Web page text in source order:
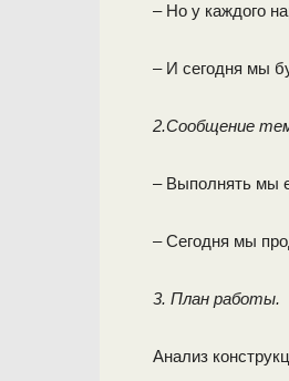
– Но у каждого
– И сегодня мы
2.Сообщение
– Выполнять мы
– Сегодня мы
3. План работы.
Анализ